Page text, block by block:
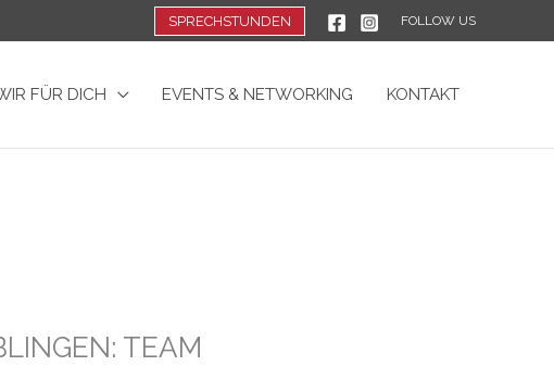
SPRECHSTUNDEN FOLLOW US
FÜR DICH EVENTS & NETWORKING KONTAKT
TEAM